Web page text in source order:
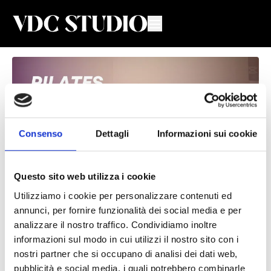
Consenso Dettagli Informazioni sui cookie
Questo sito web utilizza i cookie
Utilizziamo i cookie per personalizzare contenuti ed
annunci, per fornire funzionalità dei social media e per
analizzare il nostro traffico. Condividiamo inoltre
informazioni sul modo in cui utilizzi il nostro sito con i
nostri partner che si occupano di analisi dei dati web,
pubblicità e social media, i quali potrebbero combinarle
Pilates Advanced #8
Lezione di Pilates Advanced con Giulia